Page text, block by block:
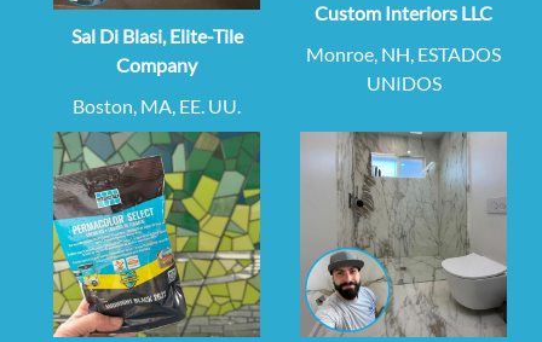
Sal Di Blasi, Elite-Tile
Company
Boston, MA, EE. UU.
Custom Interiors LLC
Monroe, NH, ESTADOS
UNIDOS